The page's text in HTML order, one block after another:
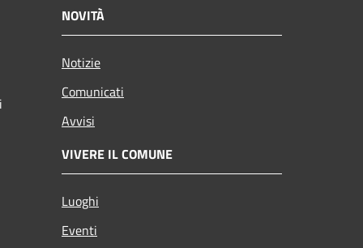
NOVITÀ
Notizie
Comunicati
Avvisi
VIVERE IL COMUNE
Luoghi
Eventi